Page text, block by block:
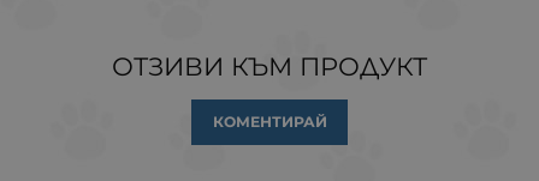
ОТЗИВИ КЪМ ПРОДУКТ
КОМЕНТИРАЙ